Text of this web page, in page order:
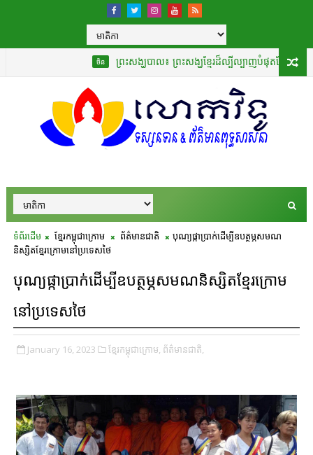
ព្រះសង្ឃបាល៖ ព្រះសង្ឃខ្មែរដ៏ល្បីល្បាញបំផុតដែលបានបកប្រែ
ទំព័រដើម ខ្មែរកម្ពុជាក្រោម ព័ត៌មានជាតិ
បុណ្យផ្កាប្រាក់ដើម្បីឧបត្ថម្ភសមណ
និស្សិតខ្មែរក្រោមនៅប្រទេសថៃ
បុណ្យផ្កាប្រាក់ដើម្បីឧបត្ថម្ភសមណនិស្សិតខ្មែរក្រោម
នៅប្រទេសថៃ
January 16, 2023 ខ្មែរកម្ពុជាក្រោម, ព័ត៌មានជាតិ,